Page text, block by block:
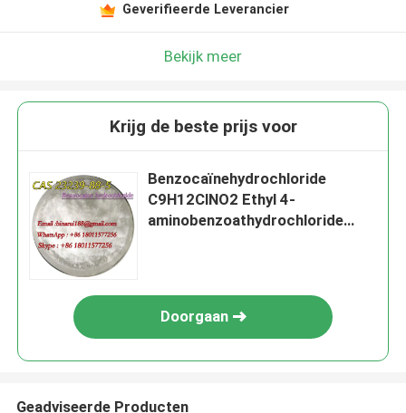
Geverifieerde Leverancier
Bekijk meer
Krijg de beste prijs voor
Benzocaïnehydrochloride
C9H12ClNO2 Ethyl 4-
aminobenzoathydrochloride
Doorgaan
Geadviseerde Producten